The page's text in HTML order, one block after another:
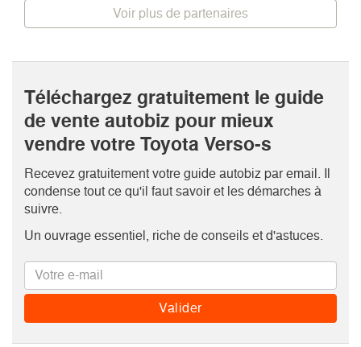
Voir plus de partenaires
Téléchargez gratuitement le guide
de vente autobiz pour mieux
vendre votre Toyota Verso-s
Recevez gratuitement votre guide autobiz par email. Il
condense tout ce qu'il faut savoir et les démarches à
suivre.
Un ouvrage essentiel, riche de conseils et d'astuces.